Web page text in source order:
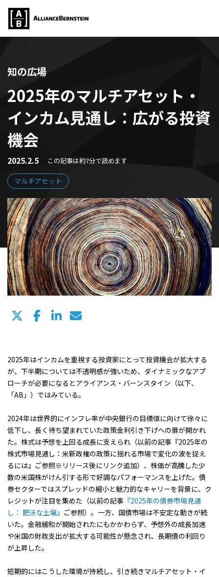
知の広場
2025年のマルチアセット・
インカム見通し：広がる投資
機会
2025.2.5 この記事は約7分で読めます
マルチアセット
2025年はインカムを重視する投資家にとって投資機会が拡大する
が、下半期については不透明感が強いため、ダイナミックなアプ
ローチが必要になるとアライアンス・バーンスタイン（以下、
「AB」）ではみている。
2024年は世界的にインフレ率が中央銀行の目標値に向けて徐々に
低下し、長く待ち望まれていた政策金利引き下げへの扉が開かれ
た。株式は予想を上回る成長に支えられ（以前の記事『2025年の
株式市場見通し：米新政権の政策に揺れる市場で変化の波を捉え
るには』ご参照※リリース後にリンク追加）、株価が高騰した少
数の米国株がけん引する形で好調なパフォーマンスを上げた。債
券セクターではスプレッドの縮小と魅力的なキャリーを背景に、ク
レジットが注目を集めた（以前の記事 『2025年の債券市場見通
し： 肥沃な土壌』 ご参照）。一方、国債市場は不安定な動きが続
いた。金融緩和が開始されたにもかかわらず、予想外の成長加速
や米国の財政支出が拡大する可能性が懸念され、長期債の利回り
が上昇した。
短期的にはこうした環境が持続し、引き続きマルチアセット・イ